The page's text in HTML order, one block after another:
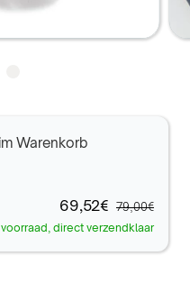
Warenkorb
69,52€ 79,00€
direct verzendklaar